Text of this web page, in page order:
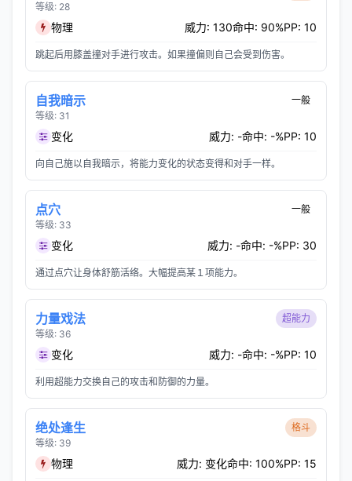
等级: 28
物理 威力: 130命中: 90%PP: 10
跳起后用膝盖撞对手进行攻击。如果撞偏则自己会受到伤害。
自我暗示
等级: 31
一般
变化 威力: -命中: -%PP: 10
向自己施以自我暗示，将能力变化的状态变得和对手一样。
点穴
等级: 33
一般
变化 威力: -命中: -%PP: 30
通过点穴让身体舒筋活络。大幅提高某１项能力。
力量戏法
等级: 36
超能力
变化 威力: -命中: -%PP: 10
利用超能力交换自己的攻击和防御的力量。
绝处逢生
等级: 39
格斗
物理 威力: 变化命中: 100%PP: 15